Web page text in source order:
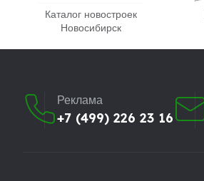
Каталог новостроек
Новосибирск
Реклама
+7 (499) 226 23 16